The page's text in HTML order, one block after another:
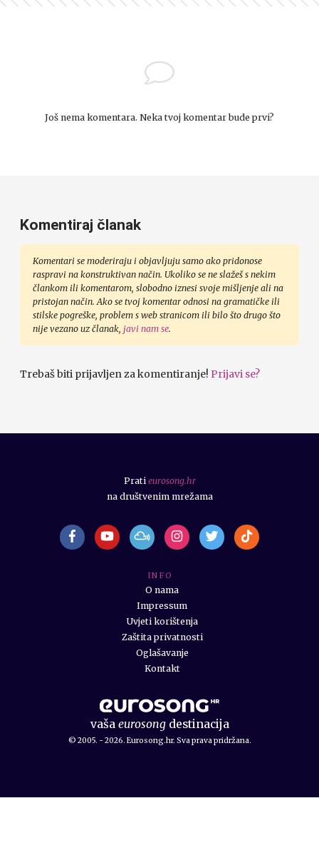
Još nema komentara. Neka tvoj komentar bude prvi?
Komentiraj članak
Komentari se moderiraju i objavljuju samo ako pridonose
raspravi na konstruktivan način. Ukoliko se ne slažeš s nekim
člankom ili komentarom, slobodno iznesi svoje mišljenje ali na
pristojan način. Ako se tvoj komentar odnosi na gramatičke ili
stilske pogreške, problem s web stranicom ili bilo što drugo što
nije vezano uz članak, javi nam se.
Trebaš biti prijavljen za komentiranje! Prijavi se?
vaša eurosongdestinacija
© 2005. - 2026. Eurosong.hr. Sva prava pridržana.
I N F O
O nama
Impressum
Uvjeti korištenja
Zaštita privatnosti
Oglašavanje
Kontakt
Prati eurosong.hr
na društvenim mrežama